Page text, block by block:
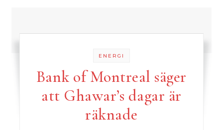
ENERGI
Bank of Montreal säger
att Ghawar’s dagar är
räknade